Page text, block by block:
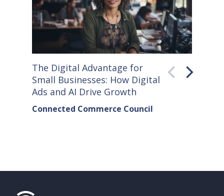
The Digital Advantage for
Small Businesses: How Digital
Ads and AI Drive Growth
Connected Commerce Council
Small